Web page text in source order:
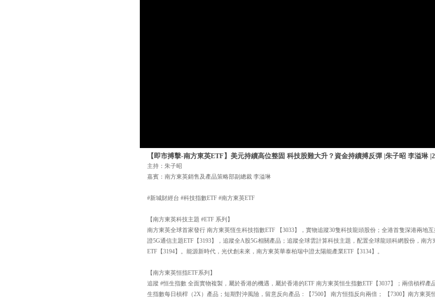
【即市搏擊-南方東英ETF】美元持續高位整固 科技股難大升？資金持續搏反彈 |朱子昭 李溢琳
主持：朱子昭
嘉賓：南方東英銷售及產品策略部副總裁 李溢琳
#新城財經台 #科技指數ETF #南方東英ETF
【南方東英科技主題 #ETF 系列】
南方東英全球首家發行 南方東英恆生科技指數ETF 【3033】，實物追蹤30隻科技龍頭股份；全港首隻深港兩地
證5G通信主題ETF【3193】，追蹤全A股5G相關產品；追蹤全球雲計算科技主題，配置全球龍頭科網股份，南
ETF【3194】。能源新時代，光伏創未來，南方東英華泰柏瑞中證太陽能產業ETF【3134】。
【南方東英恒指ETF系列】
追蹤 #恒生指數 全面實物複製，屬於香港的機遇，屬於香港的ETF 南方東英恒生指數ETF【3037】；兩倍槓桿產
生指數每日槓桿（2X）產品；短期對沖風險，留意反向產品：【7500】 南方恒指反向兩倍； 【7300】南方東英